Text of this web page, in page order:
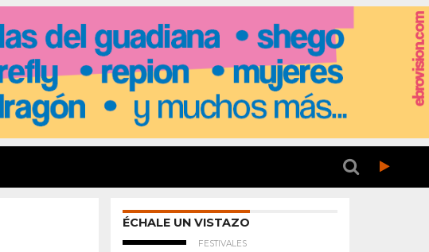
ÉCHALE UN VISTAZO
FESTIVALES